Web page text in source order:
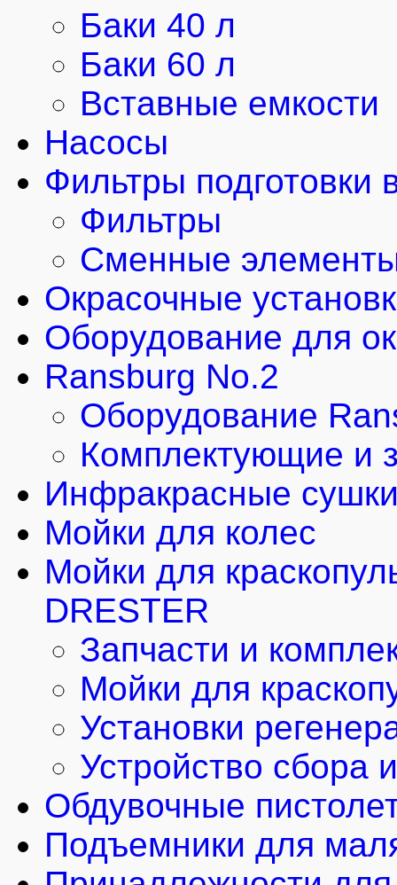
Баки 40 л
Баки 60 л
Вставные емкости
Насосы
Фильтры подготовки
Фильтры
Сменные
Окрасочные
Оборудование для
Ransburg No.2
Оборудование
Комплектующие и
Инфракрасные
Мойки для колес
Мойки для
DRESTER
Запчасти и
Мойки для
Установки
Устройство сбора
Обдувочные
Подъемники для